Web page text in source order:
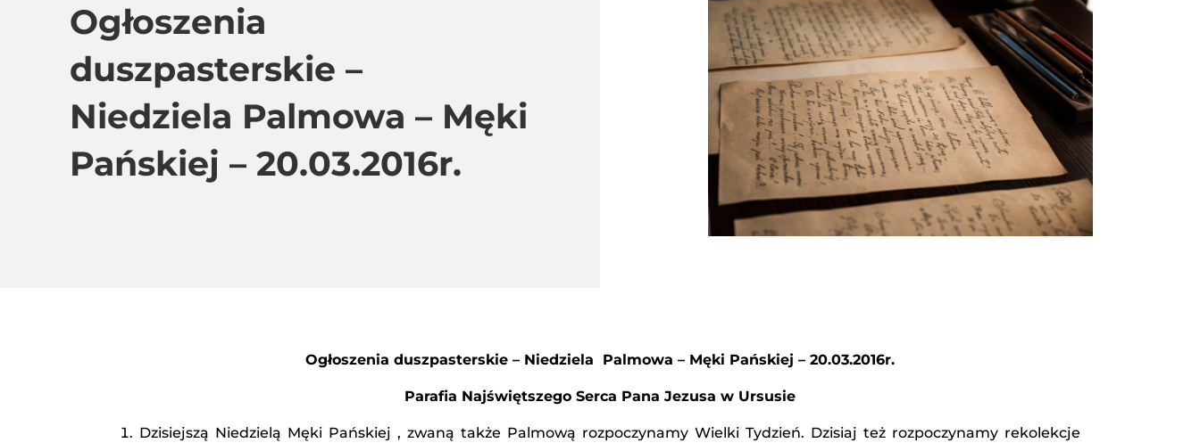
Ogłoszenia
duszpasterskie –
Niedziela Palmowa – Męki
Pańskiej – 20.03.2016r.
Ogłoszenia duszpasterskie – Niedziela Palmowa – Męki Pańskiej – 20.03.2016r.
Parafia Najświętszego Serca Pana Jezusa w Ursusie
Dzisiejszą Niedzielą Męki Pańskiej , zwaną także Palmową rozpoczynamy Wielki Tydzień. Dzisiaj też rozpoczynamy rekolekcje